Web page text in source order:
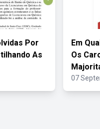
Por
As
Em
Os
07